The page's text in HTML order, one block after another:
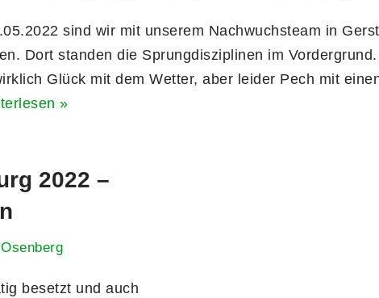
sind wir mit unserem Nachwuchsteam in
Dort standen die Sprungdisziplinen im
Glück mit dem Wetter, aber leider Pech mit
»
2022 –
besetzt und auch